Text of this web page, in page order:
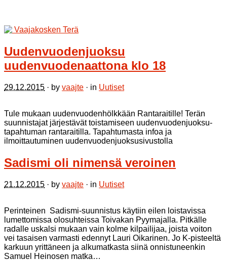
Uudenvuodenjuoksu
uudenvuodenaattona klo 18
29.12.2015 · by vaajte · in Uutiset
Tule mukaan uudenvuodenhölkkään Rantaraitille! Terän
suunnistajat järjestävät toistamiseen uudenvuodenjuoksu-
tapahtuman rantaraitilla. Tapahtumasta infoa ja
ilmoittautuminen uudenvuodenjuoksusivustolla
Sadismi oli nimensä veroinen
21.12.2015 · by vaajte · in Uutiset
Perinteinen Sadismi-suunnistus käytiin eilen loistavissa
lumettomissa olosuhteissa Toivakan Pyymajalla. Pitkälle
radalle uskalsi mukaan vain kolme kilpailijaa, joista voiton
vei tasaisen varmasti edennyt Lauri Oikarinen. Jo K-pisteeltä
karkuun yrittäneen ja alkumatkasta siinä onnistuneenkin
Samuel Heinosen matka…